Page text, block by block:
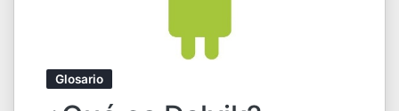
Glosario